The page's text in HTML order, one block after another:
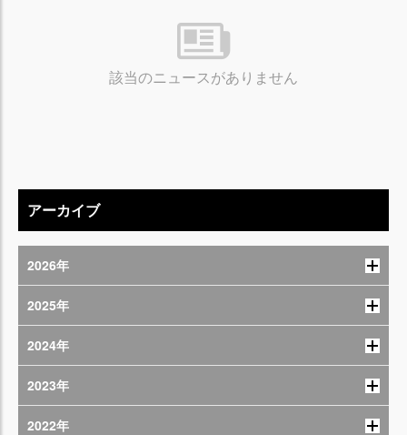
該当のニュースがありません
アーカイブ
2026年
2025年
2024年
2023年
2022年